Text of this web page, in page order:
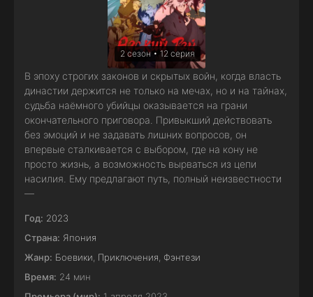
2 сезон • 12 серия
В эпоху строгих законов и скрытых войн, когда власть
династии держится не только на мечах, но и на тайнах,
судьба наёмного убийцы оказывается на грани
окончательного приговора. Привыкший действовать
без эмоций и не задавать лишних вопросов, он
впервые сталкивается с выбором, где на кону не
просто жизнь, а возможность вырваться из цепи
насилия. Ему предлагают путь, полный неизвестности
—
Год: 2023
Страна: Япония
Жанр: Боевики Приключения Фэнтези
Время: 24 мин